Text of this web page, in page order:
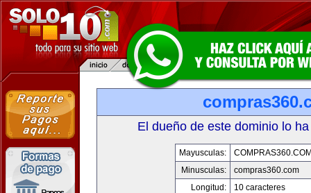
El dueño de este dominio lo
Mayusculas:
Minusculas:
compras360.com
Longitud:
10 caracteres